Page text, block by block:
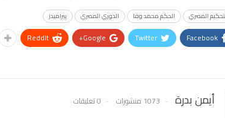
المصري الحكم محمد وفا الدوري المصري بيراميدز
Facebook
Twitter
Google+
ReddIt
أيمن بدرة 1073 منشورات 0 تعليقات